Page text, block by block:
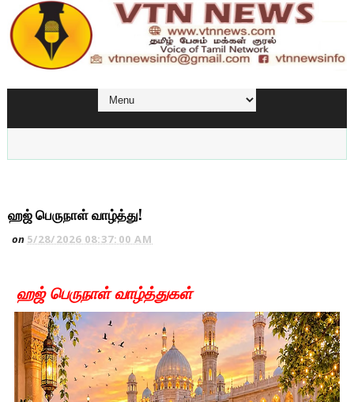
ஹஜ் பெருநாள் வாழ்த்து!
on 5/28/2026 08:37:00 AM
ஹஜ் பெருநாள் வாழ்த்துகள்